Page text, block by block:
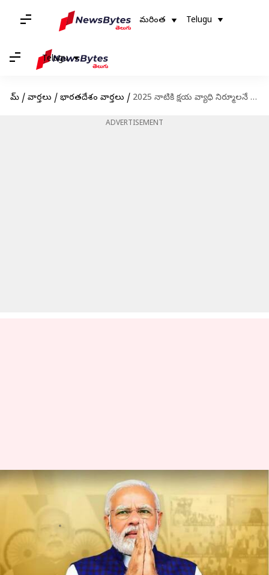
మరింత Telugu
Telugu
హోమ్ / వార్తలు / భారతదేశం వార్తలు / 2025 నాటికి క్షయ వ్యాధి నిర్మూలనే భారత్ లక్ష్యం: ప్రధాని మోదీ
ADVERTISEMENT
2025 నాటికి క్షయ వ్యాధి నిర్మూలనే
భారత్ లక్ష్యం: ప్రధాని మోదీ
Stalin Jun 18, 2023 01:15 pm
ఈ వార్తాకథనం ఏంటి